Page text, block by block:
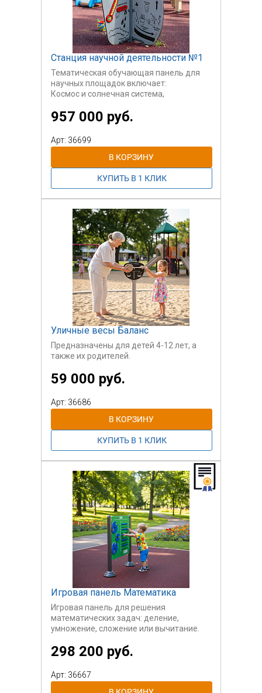
Станция научной деятельности №1
Тематическая обучающая панель для
научных площадок включает:
Космос и солнечная система,
Животные и жизненный цикл насекомых,
Механизмы
Предназначена для детей от 2-х лет.
Игровая панель в доходчивой форме
расскажет детям о солнечной системе,
космосе, жизненном цикле и т.д. Игровая
панель, конечно, является поводом к
тому, чтобы родители ребенка
рассказали ему больше, панель в этом
только облегчит эту задачу.
957 000 руб.
Арт: 36699
Уличные весы Баланс
Предназначены для детей 4-12 лет, а
также их родителей.
59 000 руб.
Арт: 36686
Игровая панель Математика
Игровая панель для решения
математических задач: деление,
умножение, сложение или вычитание.
Преимущество панели в том, что на ней
возможно обучать простым
арифметическим действиям даже
малышей. Удобно, просто и наглядно.
298 200 руб.
Арт: 36667